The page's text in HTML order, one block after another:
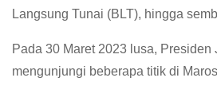
Langsung Tunai (BLT), hingga
Pada 30 Maret 2023 lusa,
mengunjungi beberapa titik di